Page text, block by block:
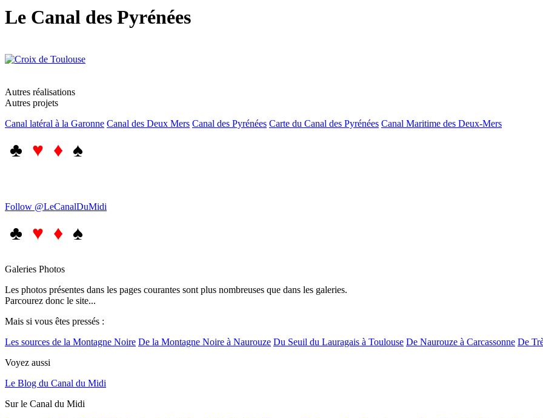
Le Canal des Pyrénées
Autres réalisations
Autres projets
Canal latéral à la Garonne Canal des Deux Mers Canal des Pyrénées Carte du Canal des Pyrénées Canal Maritime des Deux-Mers
♣ ♥ ♦ ♠
Follow @LeCanalDuMidi
♣ ♥ ♦ ♠
Galeries Photos
Les photos présentes dans les pages courantes sont plus nombreuses que dans les galeries.
Parcourez donc le site...
Mais si vous êtes pressés :
Les sources de la Montagne Noire De la Montagne Noire à Naurouze Du Seuil du Lauragais à Toulouse De Naurouze à Carcassonne De
Voyez aussi
Le Blog du Canal du Midi
Sur le Canal du Midi